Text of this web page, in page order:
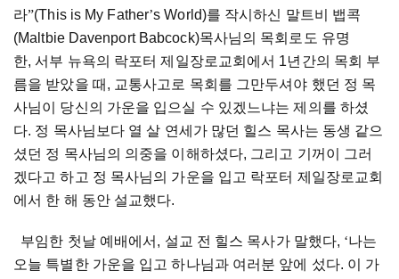
라”(This is My Father’s World)를 작시하신 말트비 뱁콕
(Maltbie Davenport Babcock)목사님의 목회로도 유명
한, 서부 뉴욕의 락포터 제일장로교회에서 1년간의 목회 부
름을 받았을 때, 교통사고로 목회를 그만두셔야 했던 정 목
사님이 당신의 가운을 입으실 수 있겠느냐는 제의를 하셨
다. 정 목사님보다 열 살 연세가 많던 힐스 목사는 동생 같으
셨던 정 목사님의 의중을 이해하셨다, 그리고 기꺼이 그러
겠다고 하고 정 목사님의 가운을 입고 락포터 제일장로교회
에서 한 해 동안 설교했다.
부임한 첫날 예배에서, 설교 전 힐스 목사가 말했다, ‘나는
오늘 특별한 가운을 입고 하나님과 여러분 앞에 섰다. 이 가